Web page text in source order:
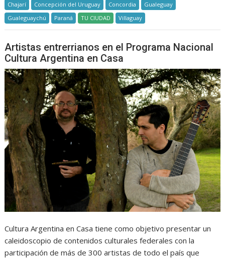
Chajarí Concepción del Uruguay Concordia
Gualeguay
Gualeguaychú
Paraná TU CIUDAD Villaguay
Artistas entrerrianos en el Programa Nacional
Cultura Argentina en Casa
Cultura Argentina en Casa tiene como objetivo presentar un
caleidoscopio de contenidos culturales federales con la
participación de más de 300 artistas de todo el país que